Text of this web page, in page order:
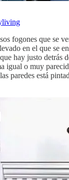
fogones que se
en el que se
hay justo detrás
igual o muy
paredes está